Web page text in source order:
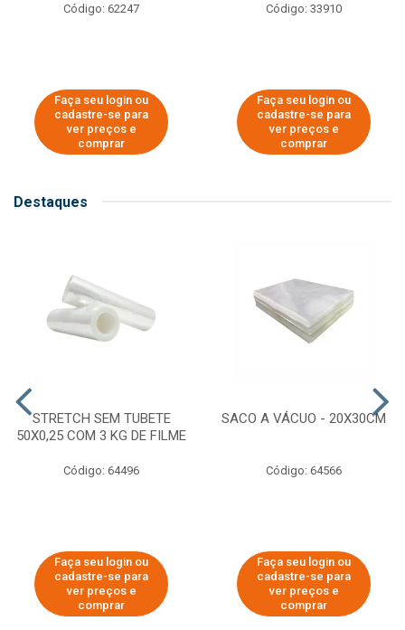
Código: 62247
Faça seu login ou
cadastre-se para
ver preços e
comprar
Código: 33910
Faça seu login ou
cadastre-se para
ver preços e
comprar
Destaques
STRETCH SEM TUBETE
50X0,25 COM 3 KG DE FILME
Código: 64496
Faça seu login ou
cadastre-se para
ver preços e
comprar
SACO A VÁCUO - 20X30CM
Código: 64566
Faça seu login ou
cadastre-se para
ver preços e
comprar